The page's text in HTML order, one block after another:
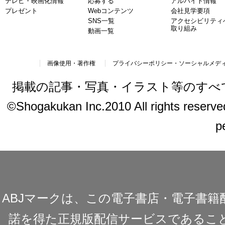
プレゼント
Webコンテンツ
SNS一覧
動画一覧
会社見学要項
アクセシビリティ
取り組み
画像使用・著作権 プライバシーポリシー・ソーシャルメデ
掲載の記事・写真・イラスト等のす
©Shogakukan Inc.2010 All rights
ABJマークは、この電子書店・電子書
諾を得た正規版配信サービスであるこ